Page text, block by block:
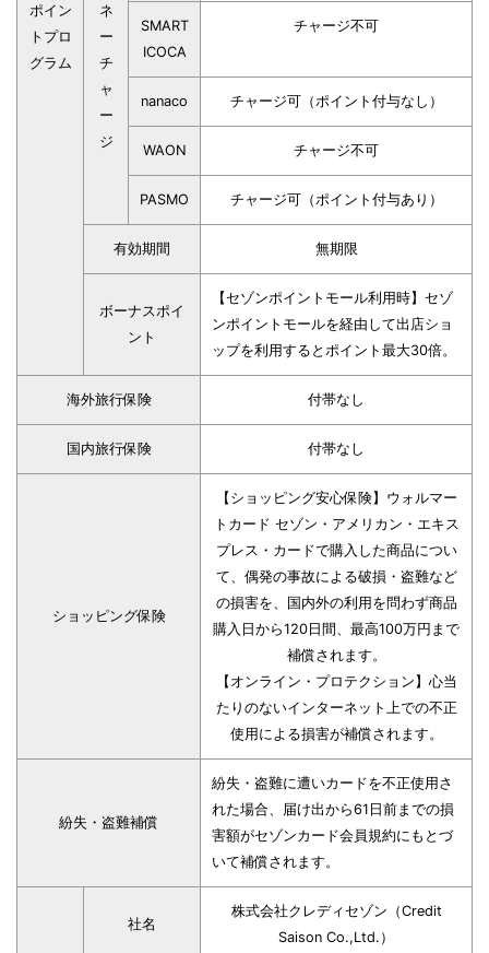
ポイン
トプロ
グラム
ネ
ー
チ
ャ
ー
ジ
SMART
ICOCA
チャージ不可
nanaco チャージ可（ポイント付与なし）
WAON チャージ不可
PASMO チャージ可（ポイント付与あり）
有効期間 無期限
ボーナスポイ
ント
【セゾンポイントモール利用時】セゾ
ンポイントモールを経由して出店ショ
ップを利用するとポイント最大30倍。
海外旅行保険 付帯なし
国内旅行保険 付帯なし
ショッピング保険
【ショッピング安心保険】ウォルマー
トカード セゾン・アメリカン・エキス
プレス・カードで購入した商品につい
て、偶発の事故による破損・盗難など
の損害を、国内外の利用を問わず商品
購入日から120日間、最高100万円まで
補償されます。
【オンライン・プロテクション】心当
たりのないインターネット上での不正
使用による損害が補償されます。
紛失・盗難補償
紛失・盗難に遭いカードを不正使用さ
れた場合、届け出から61日前までの損
害額がセゾンカード会員規約にもとづ
いて補償されます。
社名
株式会社クレディセゾン（Credit
Saison Co.,Ltd.）